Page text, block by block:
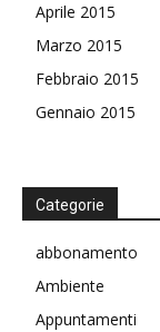
Aprile 2015
Marzo 2015
Febbraio 2015
Gennaio 2015
Categorie
abbonamento
Ambiente
Appuntamenti